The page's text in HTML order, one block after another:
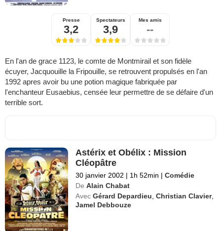
Presse
3,2
Spectateurs
3,9
Mes amis
--
En l'an de grace 1123, le comte de Montmirail et son fidèle
écuyer, Jacquouille la Fripouille, se retrouvent propulsés en l'an
1992 apres avoir bu une potion magique fabriquée par
l'enchanteur Eusaebius, censée leur permettre de se défaire d'un
terrible sort.
Astérix et Obélix : Mission
Cléopâtre
30 janvier 2002 | 1h 52min | Comédie
De Alain Chabat
Avec Gérard Depardieu ,Christian Clavier,
Jamel Debbouze